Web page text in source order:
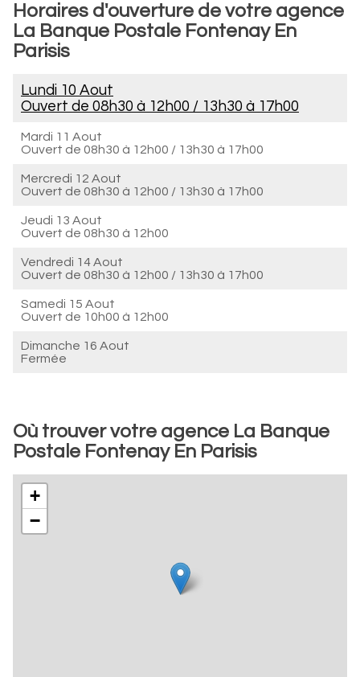
Horaires d'ouverture de votre agence
La Banque Postale Fontenay En
Parisis
Lundi 10 Aout
Ouvert de 08h30 à 12h00 / 13h30 à 17h00
Mardi 11 Aout
Ouvert de 08h30 à 12h00 / 13h30 à 17h00
Mercredi 12 Aout
Ouvert de 08h30 à 12h00 / 13h30 à 17h00
Jeudi 13 Aout
Ouvert de 08h30 à 12h00
Vendredi 14 Aout
Ouvert de 08h30 à 12h00 / 13h30 à 17h00
Samedi 15 Aout
Ouvert de 10h00 à 12h00
Dimanche 16 Aout
Fermée
Où trouver votre agence La Banque
Postale Fontenay En Parisis
+
−